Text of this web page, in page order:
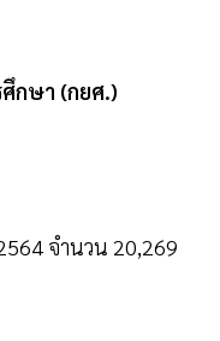
กษา (กยศ.)
จำนวน 20,269